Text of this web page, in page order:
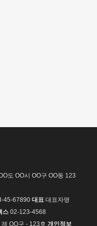
도 OO시 OO구 OO동 123
45-67890 대표 대표자명
스 02-123-4568
제 OO구 - 123호 개인정보